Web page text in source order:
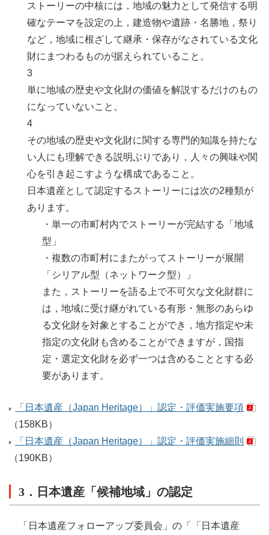
ストーリーの中核には，地域の魅力として発信する明
確なテーマを設定の上，建造物や遺跡・名勝地，祭り
など，地域に根ざして継承・保存がなされている文化
財にまつわるものが据えられていること。
3
単に地域の歴史や文化財の価値を解説するだけのもの
になっていないこと。
4
その地域の歴史や文化財に関する専門的知識を持たな
い人にも理解できる説明ぶりであり，人々の興味や関
心を引き起こすような構成であること。
日本遺産として認定するストーリーには次の2種類が
あります。
・単一の市町村内でストーリーが完結する「地域
型」
・複数の市町村にまたがってストーリーが展開
「シリアル型（ネットワーク型）」
また，ストーリーを語る上で不可欠な文化財群に
は，地域に受け継がれている有形・無形のあらゆ
る文化財を対象とすることができ，地方指定や未
指定の文化財も含めることができますが，国指
定・選定文化財を必ず一つは含めることとする必
要があります。
「日本遺産（Japan Heritage）」認定・評価実施要項
（158KB）
「日本遺産（Japan Heritage）」認定・評価実施細則
（190KB）
3．日本遺産「候補地域」の認定
「日本遺産フォローアップ委員会」の「「日本遺産